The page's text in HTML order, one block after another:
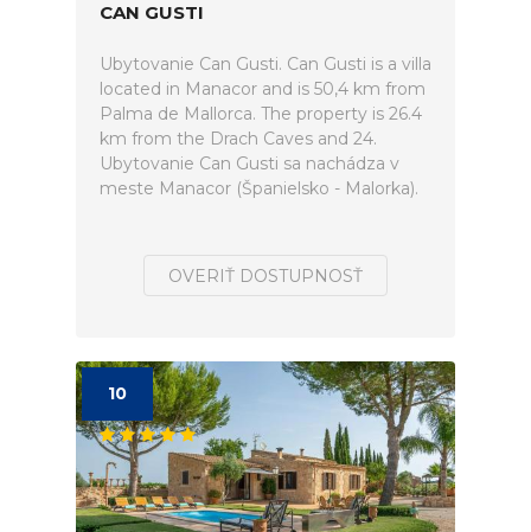
CAN GUSTI
Ubytovanie Can Gusti. Can Gusti is a villa
located in Manacor and is 50,4 km from
Palma de Mallorca. The property is 26.4
km from the Drach Caves and 24.
Ubytovanie Can Gusti sa nachádza v
meste Manacor (Španielsko - Malorka).
OVERIŤ DOSTUPNOSŤ
10